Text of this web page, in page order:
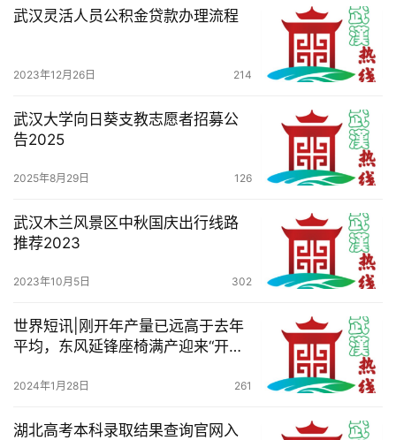
武汉灵活人员公积金贷款办理流程
2023年12月26日 214
武汉大学向日葵支教志愿者招募公
告2025
2025年8月29日 126
武汉木兰风景区中秋国庆出行线路
推荐2023
2023年10月5日 302
世界短讯|刚开年产量已远高于去年
平均，东风延锋座椅满产迎来“开门
2024年1月28日 261
湖北高考本科录取结果查询官网入